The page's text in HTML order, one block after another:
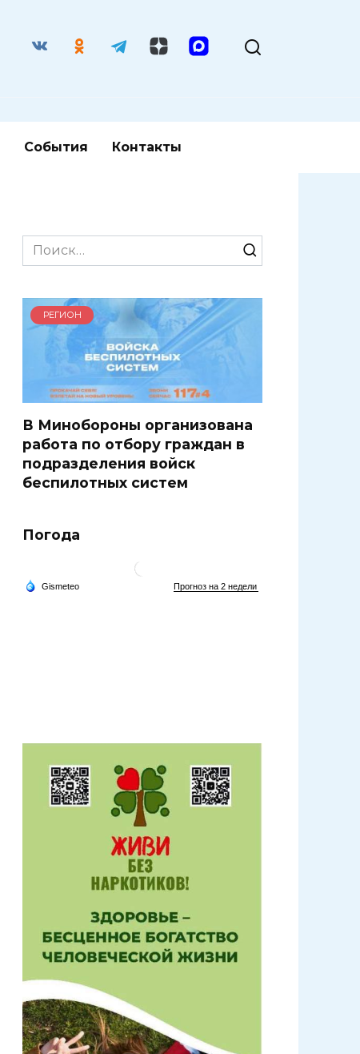
События Контакты
Search
for:
РЕГИОН
В Минобороны организована
работа по отбору граждан в
подразделения войск
беспилотных систем
Погода